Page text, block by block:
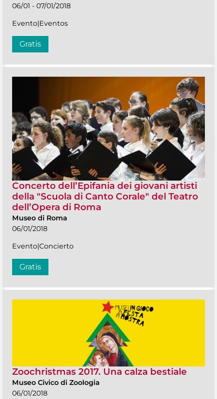
06/01 - 07/01/2018
Evento|Eventos
Gratis
Concerto dell’Epifania dei giovani artisti
della "Scuola di Canto Corale" del Teatro
dell’Opera di Roma
Museo di Roma
06/01/2018
Evento|Concierto
Gratis
Zoochristmas 2017. Una calza bestiale
Museo Civico di Zoologia
06/01/2018